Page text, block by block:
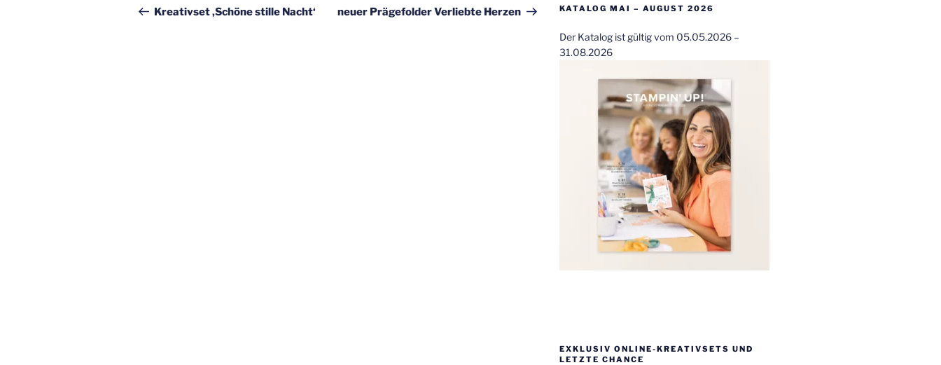
Beitrag
Kreativset ‚Schöne stille Nacht‘
Beitrag
neuer Prägefolder Verliebte Herzen KATALOG MAI – AUGUST 2026
Der Katalog ist gültig vom 05.05.2026 –
31.08.2026
EXKLUSIV ONLINE-KREATIVSETS UND
LETZTE CHANCE